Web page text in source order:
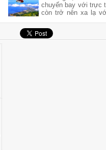
chuyến bay với trực
còn trở nên xa lạ
với mức giá hợp lý.